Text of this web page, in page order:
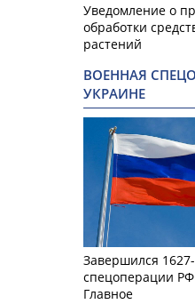
Уведомление о
обработки
растений
ВОЕННАЯ
УКРАИНЕ
Завершился
спецоперации
Главное